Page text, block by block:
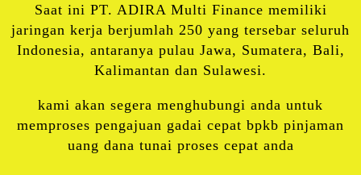
Saat ini PT. ADIRA Multi Finance memiliki
jaringan kerja berjumlah 250 yang tersebar seluruh
Indonesia, antaranya pulau Jawa, Sumatera, Bali,
Kalimantan dan Sulawesi.
kami akan segera menghubungi anda untuk
memproses pengajuan gadai cepat bpkb pinjaman
uang dana tunai proses cepat anda